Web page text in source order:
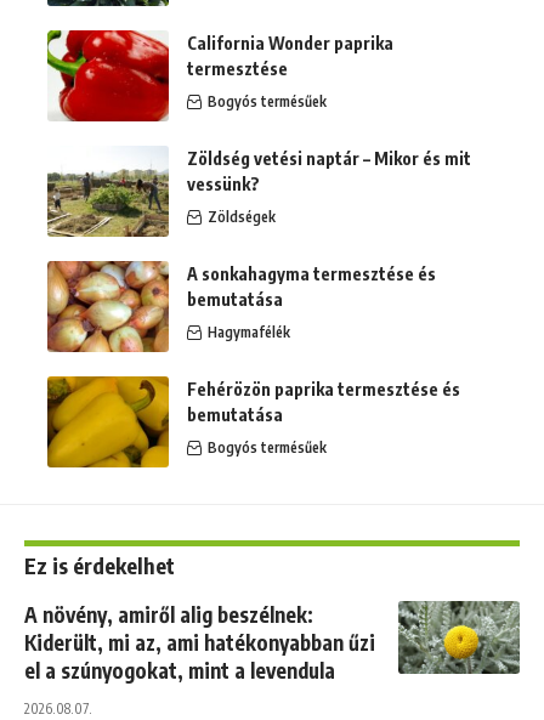
California Wonder paprika
termesztése
Bogyós termésűek
Zöldség vetési naptár – Mikor és mit
vessünk?
Zöldségek
A sonkahagyma termesztése és
bemutatása
Hagymafélék
Fehérözön paprika termesztése és
bemutatása
Bogyós termésűek
Ez is érdekelhet
A növény, amiről alig beszélnek:
Kiderült, mi az, ami hatékonyabban űzi
el a szúnyogokat, mint a levendula
2026.08.07.